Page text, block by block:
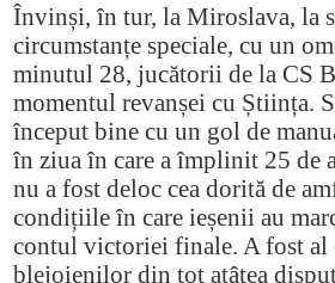
Învinși, în tur, la Miroslava, la
circumstanțe speciale, cu un
minutul 28, jucătorii de la CS
momentul revanșei cu Știința.
început bine cu un gol de
în ziua în care a împlinit 25 de
nu a fost deloc cea dorită de
condițiile în care ieșenii au
contul victoriei finale. A fost al
blejoienilor din tot atâtea